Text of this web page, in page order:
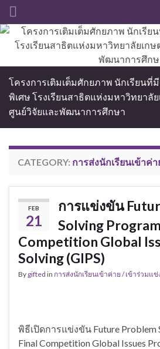
Search for:
โครงการเติมเต็มศักยภาพ นักเรียนที่
พิเศษ โรงเรียนสาธิตแห่งมหาวิทยาลั
ศูนย์วิจัยและพัฒนาการศึกษา
CATEGORY: การส่งนักเรียนเข้าค่
FEB
21
การแข่งขัน
Solving
Competition Global
Solving (GIPS)
By gifted in การส่งนักเรียนเข้าค่าย / เข้าร่วมแ
พิธีเปิดการแข่งขัน Future Problem
Final Competition Global Issues